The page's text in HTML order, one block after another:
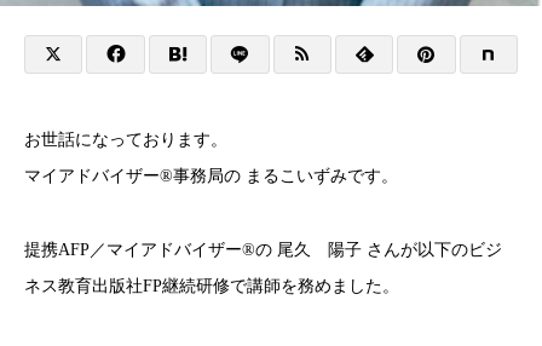
お世話になっております。
マイアドバイザー®事務局の まるこいずみです。
提携AFP／マイアドバイザー®︎の 尾久 陽子 さんが以下のビジ
ネス教育出版社FP継続研修で講師を務めました。